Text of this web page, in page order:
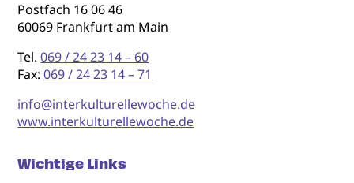
Postfach 16 06 46
60069 Frankfurt am Main
Tel.069 / 24 23 14 – 60
Fax:069 / 24 23 14 – 71
info@interkulturellewoche.de
www.interkulturellewoche.de
Wichtige Links